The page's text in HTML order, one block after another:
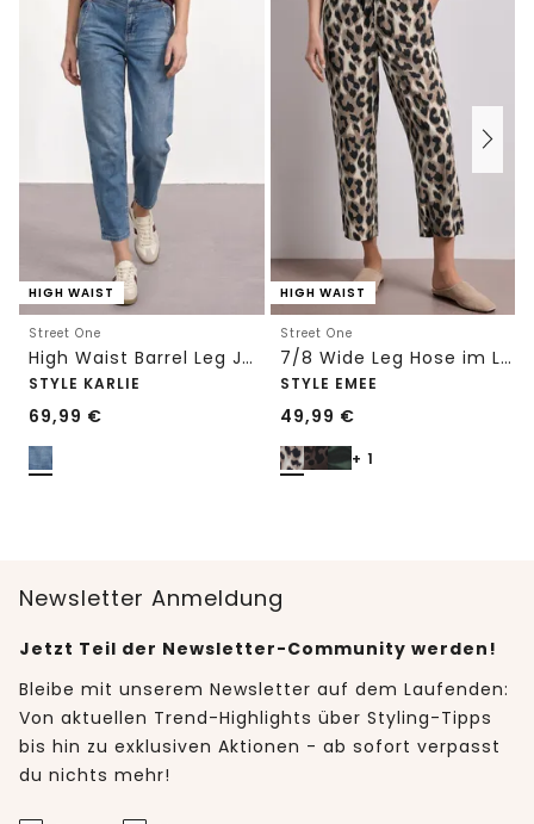
HIGH WAIST
Street One
High Waist Barrel Leg Jeans im Loose Fit
STYLE KARLIE
69,99 €
HIGH WAIST
Street One
7/8 Wide Leg Hose im Loose Fit mit Print
STYLE EMEE
49,99 €
+ 1
Newsletter Anmeldung
Jetzt Teil der Newsletter-Community werden!
Bleibe mit unserem Newsletter auf dem Laufenden:
Von aktuellen Trend-Highlights über Styling-Tipps
bis hin zu exklusiven Aktionen - ab sofort verpasst
du nichts mehr!